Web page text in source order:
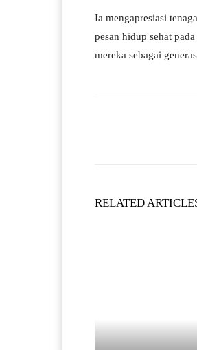
Ia mengapresiasi
pesan hidup sehat
mereka sebagai
RELATED